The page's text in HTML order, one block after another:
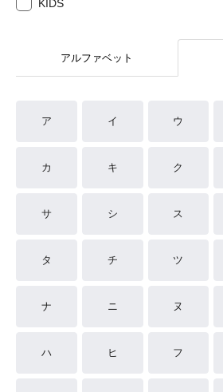
KIDS
アルファベット
ア イ ウ
カ キ ク
サ シ ス
タ チ ツ
ナ ニ ヌ
ハ ヒ フ